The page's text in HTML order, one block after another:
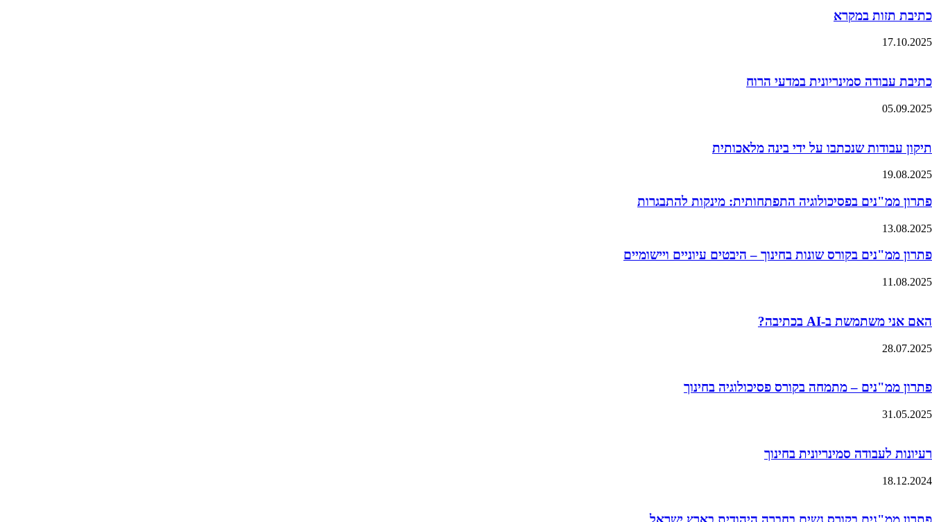
כתיבת תזות במקרא
17.10.2025
כתיבת עבודה סמינריונית במדעי הרוח
05.09.2025
תיקון עבודות שנכתבו על ידי בינה מלאכותית
19.08.2025
פתרון ממ"נים בפסיכולוגיה התפתחותית: מינקות להתבגרות
13.08.2025
פתרון ממ"נים בקורס שונות בחינוך – היבטים עיוניים ויישומיים
11.08.2025
האם אני משתמשת ב-AI בכתיבה?
28.07.2025
פתרון ממ"נים – מתמחה בקורס פסיכולוגיה בחינוך
31.05.2025
רעיונות לעבודה סמינריונית בחינוך
18.12.2024